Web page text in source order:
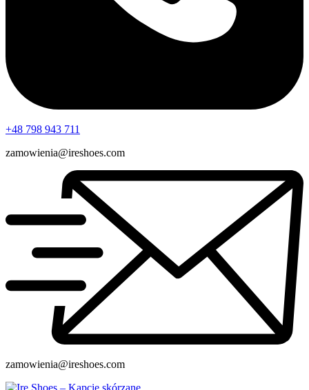
+48 798 943 711
zamowienia@ireshoes.com
zamowienia@ireshoes.com